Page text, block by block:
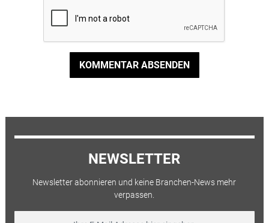
KOMMENTAR ABSENDEN
NEWSLETTER
Newsletter abonnieren und keine Branchen-News mehr
verpassen.